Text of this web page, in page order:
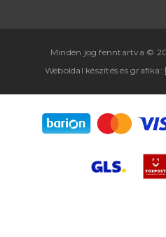
Minden jog fenntartva ©
Weboldal készítés ésgrafika :